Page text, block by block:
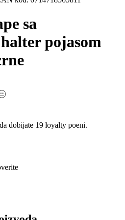
sa
pojasom
dobijate 19 loyalty poeni.